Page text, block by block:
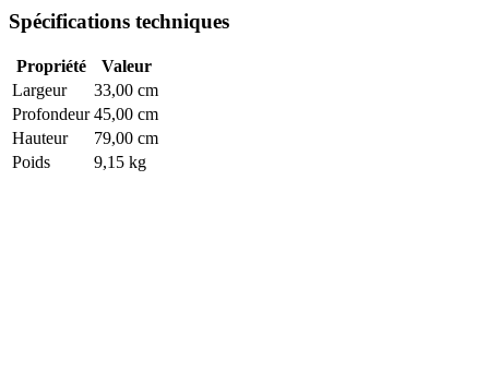
Spécifications techniques
Propriété
Valeur
Largeur
33,00 cm
Profondeur 45,00 cm
Hauteur
79,00 cm
Poids
9,15 kg